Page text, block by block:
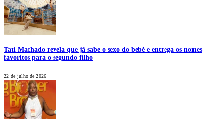
Tati Machado revela que já sabe o sexo do bebê e entrega os nomes
favoritos para o segundo filho
22 de julho de 2026